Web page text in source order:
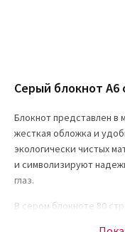
Серый блокнот А6
Блокнот представлен в
жесткая обложка и
экологически чистых
и символизируют
глаз.
В сером блокноте 80